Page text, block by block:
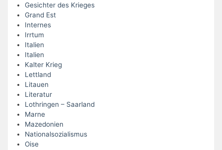
Gesichter des Krieges
Grand Est
Internes
Irrtum
Italien
Italien
Kalter Krieg
Lettland
Litauen
Literatur
Lothringen – Saarland
Marne
Mazedonien
Nationalsozialismus
Oise